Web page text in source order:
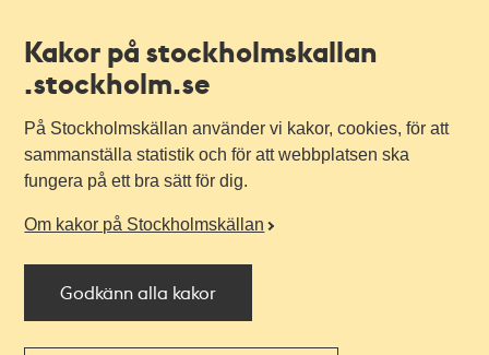
Kakor på stockholmskallan
.stockholm.se
På Stockholmskällan använder vi kakor, cookies, för att
sammanställa statistik och för att webbplatsen ska
fungera på ett bra sätt för dig.
Om kakor på Stockholmskällan
Godkänn alla kakor